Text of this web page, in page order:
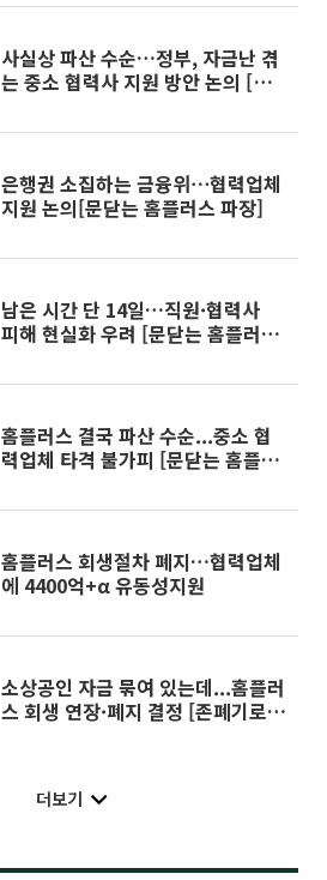
사실상 파산 수순…정부, 자금난 겪
는 중소 협력사 지원 방안 논의 [문
은행권 소집하는 금융위⋯협력업체
지원 논의[문닫는 홈플러스 파장]
남은 시간 단 14일…직원·협력사
피해 현실화 우려 [문닫는 홈플러스
홈플러스 결국 파산 수순...중소 협
력업체 타격 불가피 [문닫는 홈플러
홈플러스 회생절차 폐지…협력업체
에 4400억+α 유동성지원
소상공인 자금 묶여 있는데...홈플러
스 회생 연장·폐지 결정 [존폐기로
더보기